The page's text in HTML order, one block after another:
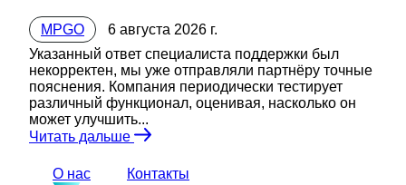
MPGO
6 августа 2026 г.
Указанный ответ специалиста поддержки был
некорректен, мы уже отправляли партнёру точные
пояснения. Компания периодически тестирует
различный функционал, оценивая, насколько он
может улучшить...
Читать дальше
О нас
Контакты